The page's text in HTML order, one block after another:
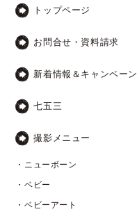
トップページ
お問合せ・資料請求
新着情報＆キャンペーン
七五三
撮影メニュー
・ニューボーン
・ベビー
・ベビーアート